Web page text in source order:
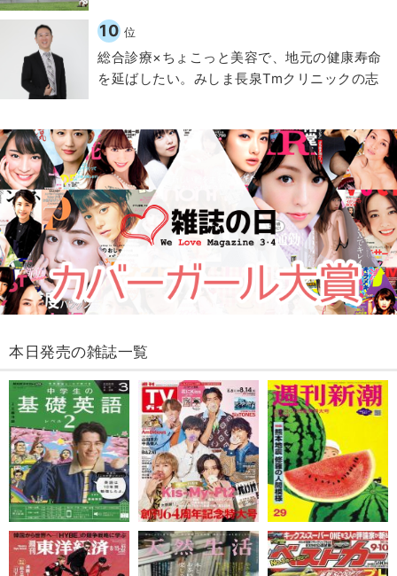
10 位
総合診療×ちょこっと美容で、地元の健康寿命
を延ばしたい。みしま長泉Tmクリニックの志
本日発売の雑誌一覧